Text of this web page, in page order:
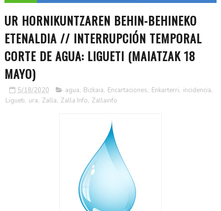
UR HORNIKUNTZAREN BEHIN-BEHINEKO
ETENALDIA // INTERRUPCIÓN TEMPORAL
CORTE DE AGUA: LIGUETI (MAIATZAK 18
MAYO)
5/18/2020 agua, Bizkaia, Encartaciones, Enkarterri, incidencia,
Ligueti, ura, Zalla, Zalla Info, Zallainfo